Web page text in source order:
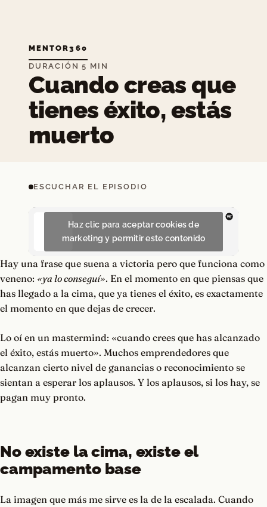
MENTOR360
DURACIÓN 5 MIN
Cuando creas que
tienes éxito, estás
muerto
ESCUCHAR EL EPISODIO
Haz clic para aceptar cookies de
marketing y permitir este contenido
Hay una frase que suena a victoria pero que funciona como
veneno: «ya lo conseguí». En el momento en que piensas que
has llegado a la cima, que ya tienes el éxito, es exactamente
el momento en que dejas de crecer.
Lo oí en un mastermind: «cuando crees que has alcanzado
el éxito, estás muerto». Muchos emprendedores que
alcanzan cierto nivel de ganancias o reconocimiento se
sientan a esperar los aplausos. Y los aplausos, si los hay, se
pagan muy pronto.
No existe la cima, existe el
campamento base
La imagen que más me sirve es la de la escalada. Cuando